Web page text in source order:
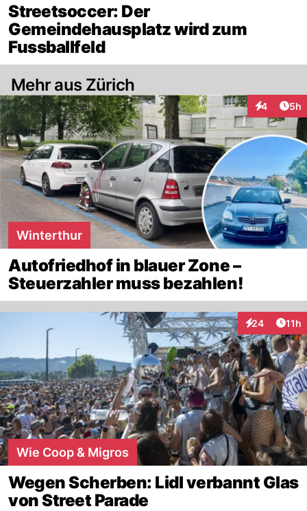
Streetsoccer: Der
Gemeindehausplatz wird zum
Fussballfeld
Mehr aus Zürich
4 5h
Winterthur
Autofriedhof in blauer Zone –
Steuerzahler muss bezahlen!
24
Interaktionen
11h
Wie Coop & Migros
Wegen Scherben: Lidl verbannt Glas
von Street Parade